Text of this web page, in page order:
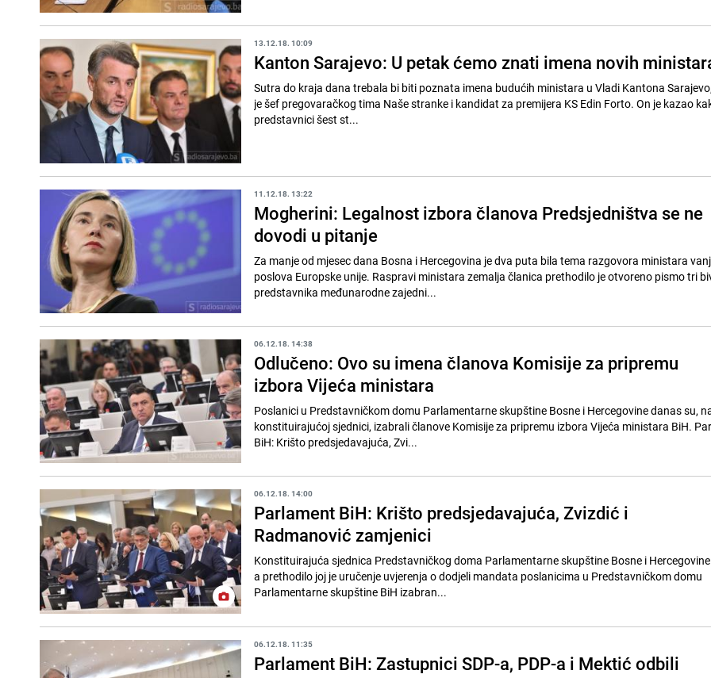
13.12.18. 10:09
Kanton Sarajevo: U petak ćemo znati imena novih
Sutra do kraja dana trebala bi biti poznata imena budućih ministara u Vladi Kantona
je šef pregovaračkog tima Naše stranke i kandidat za premijera KS Edin Forto. On je kazao
predstavnici šest st...
11.12.18. 13:22
Mogherini: Legalnost izbora članova Predsjedništva se ne
dovodi u pitanje
Za manje od mjesec dana Bosna i Hercegovina je dva puta bila tema razgovora ministara
poslova Europske unije. Raspravi ministara zemalja članica prethodilo je otvoreno pismo tri
predstavnika međunarodne zajedni...
06.12.18. 14:38
Odlučeno: Ovo su imena članova Komisije za pripremu
izbora Vijeća ministara
Poslanici u Predstavničkom domu Parlamentarne skupštine Bosne i Hercegovine danas su,
konstituirajućoj sjednici, izabrali članove Komisije za pripremu izbora Vijeća ministara BiH.
BiH: Krišto predsjedavajuća, Zvi...
06.12.18. 14:00
Parlament BiH: Krišto predsjedavajuća, Zvizdić i
Radmanović zamjenici
Konstituirajuća sjednica Predstavničkog doma Parlamentarne skupštine Bosne i Hercegovine
a prethodilo joj je uručenje uvjerenja o dodjeli mandata poslanicima u Predstavničkom domu
Parlamentarne skupštine BiH izabran...
06.12.18. 11:35
Parlament BiH: Zastupnici SDP-a, PDP-a i Mektić odbili